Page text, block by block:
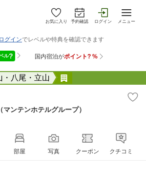
お気に入り 予約確認 ログイン メニュー
・八尾・立山
ンテンホテルグループ）
部屋 写真 クーポン クチコミ